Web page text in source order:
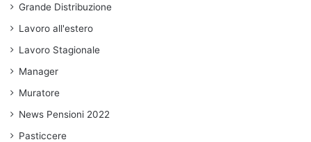
Grande Distribuzione
Lavoro all'estero
Lavoro Stagionale
Manager
Muratore
News Pensioni 2022
Pasticcere